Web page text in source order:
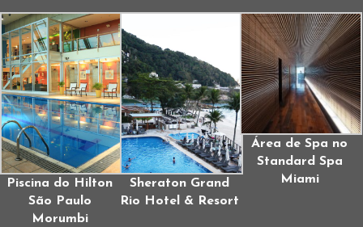
Piscina do Hilton
São Paulo
Morumbi
Sheraton Grand
Rio Hotel & Resort
Área de Spa no
Standard Spa
Miami